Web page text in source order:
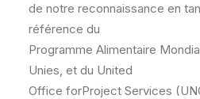
de notre reconnaissance en
référence du
Programme Alimentaire
Unies, et du United
Office forProject Services